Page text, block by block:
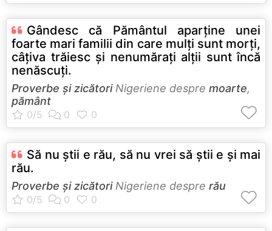
Gândesc că Pământul aparţine unei
foarte mari familii din care mulţi sunt morţi,
câţiva trăiesc şi nenumăraţi alţii sunt încă
nenăscuţi.
Proverbe și zicătoriNigeriene despre moarte,
pământ
Să nu ştii e rău, să nu vrei să ştii e şi mai
rău.
Proverbe și zicătoriNigeriene despre rău